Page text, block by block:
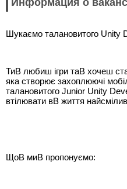
Шукаємо талановитого Unity
ТиВ любиш ігри таВ хочеш
яка створює захоплюючі
талановитого Junior Unity
втілювати вВ життя
ЩоВ миВ пропонуємо: